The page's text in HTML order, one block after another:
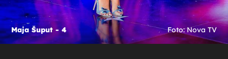
Maja Šuput - 4 Foto: Nova TV